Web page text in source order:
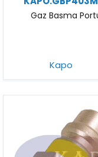
Gaz Basma
Kapo